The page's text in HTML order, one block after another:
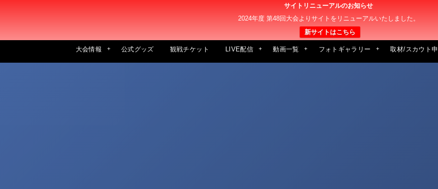
サイトリニューアルのお知らせ
2024年度 第48回大会よりサイトをリニューアルいたしました。
新サイトはこちら
大会情報 公式グッズ 観戦チケット LIVE配信 動画一覧 フォトギャラリー 取材/スカウト